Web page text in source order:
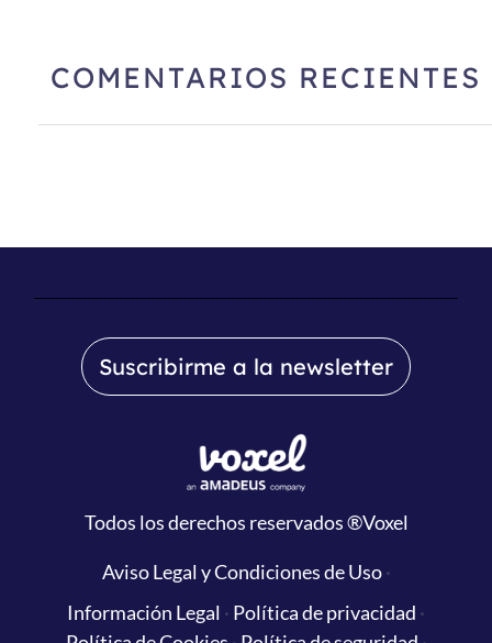
COMENTARIOS RECIENTES
Suscribirme a la newsletter
Todos los derechos reservados®Voxel
Aviso Legal y Condiciones de Uso·
Información Legal · Política de privacidad ·